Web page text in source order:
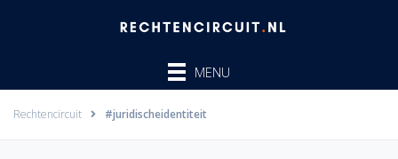
MENU
Rechtencircuit #juridischeidentiteit